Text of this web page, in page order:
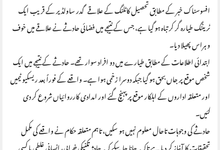
افسوسناک خبر کے مطابق تحصیل کاٹلنگ کے علاقے گدر ساولڈیر کے قریب ایک
ٹریننگ طیارہ گر کر تباہ ہو گیا ہے، جس کے نتیجے میں فضائی حادثے نے علاقے میں خوف
و ہراس پھیلا دیا۔
ابتدائی اطلاعات کے مطابق طیارے میں دو افراد سوار تھے۔ حادثے کے نتیجے میں ایک
شخص موقع پر جاں بحق ہو گیا جبکہ دوسرا زخمی ہوا ہے۔ واقعے کے فوراً بعد ریسکیو ٹیمیں
اور متعلقہ اداروں کے اہلکار موقع پر پہنچ گئے اور امدادی کارروائیاں شروع کر دی
گئیں۔
حادثے کی وجوہات تاحال معلوم نہیں ہو سکیں، تاہم متعلقہ حکام نے واقعے کی مکمل
تحقیقات کا آغاز کر دیا ہے تاکہ یہ جانا جا سکے کہ یہ حادثہ تکنیکی خرابی، انسانی غلطی یا کسی